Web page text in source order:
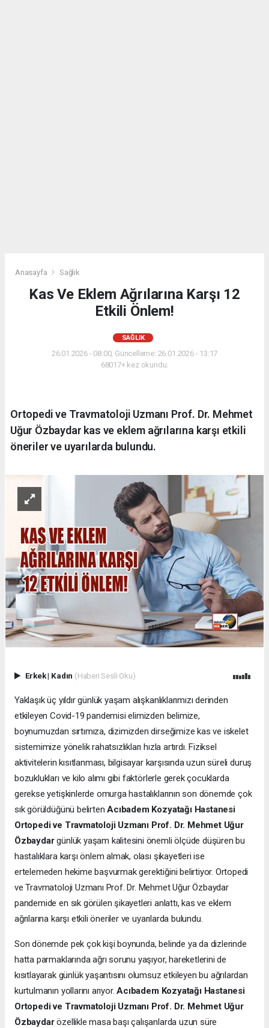
Anasayfa Sağlık
Kas Ve Eklem Ağrılarına Karşı 12
Etkili Önlem!
SAĞLIK
26.01.2026 - 08:00, Güncelleme: 26.01.2026 - 13:17
68017+ kez okundu.
Ortopedi ve Travmatoloji Uzmanı Prof. Dr. Mehmet
Uğur Özbaydar kas ve eklem ağrılarına karşı etkili
öneriler ve uyarılarda bulundu.
Erkek| Kadın (Haberi Sesli Oku)
Yaklaşık üç yıldır günlük yaşam alışkanlıklarımızı derinden
etkileyen Covid-19 pandemisi elimizden belimize,
boynumuzdan sırtımıza, dizimizden dirseğimize kas ve iskelet
sistemimize yönelik rahatsızlıkları hızla artırdı. Fiziksel
aktivitelerin kısıtlanması, bilgisayar karşısında uzun süreli duruş
bozuklukları ve kilo alımı gibi faktörlerle gerek çocuklarda
gerekse yetişkinlerde omurga hastalıklarının son dönemde çok
sık görüldüğünü belirtenAcıbadem Kozyatağı Hastanesi
Ortopedi ve Travmatoloji Uzmanı Prof. Dr. Mehmet Uğur
Özbaydargünlük yaşam kalitesini önemli ölçüde düşüren bu
hastalıklara karşı önlem almak, olası şikayetleri ise
ertelemeden hekime başvurmak gerektiğini belirtiyor. Ortopedi
ve Travmatoloji Uzmanı Prof. Dr. Mehmet Uğur Özbaydar
pandemide en sık görülen şikayetleri anlattı, kas ve eklem
ağrılarına karşı etkili öneriler ve uyarılarda bulundu.
Son dönemde pek çok kişi boynunda, belinde ya da dizlerinde
hatta parmaklarında ağrı sorunu yaşıyor, hareketlerini de
kısıtlayarak günlük yaşantısını olumsuz etkileyen bu ağrılardan
kurtulmanın yollarını arıyor.Acıbadem Kozyatağı Hastanesi
Ortopedi ve Travmatoloji Uzmanı Prof. Dr. Mehmet Uğur
Özbaydarözellikle masa başı çalışanlarda uzun süre